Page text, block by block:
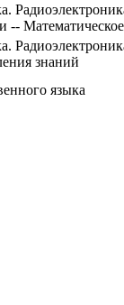
--
знаний
языка